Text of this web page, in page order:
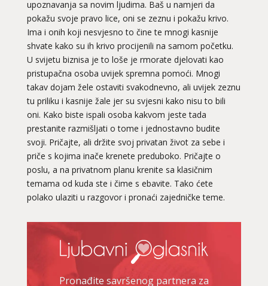
upoznavanja sa novim ljudima. Baš u namjeri da
pokažu svoje pravo lice, oni se zeznu i pokažu krivo.
Ima i onih koji nesvjesno to čine te mnogi kasnije
shvate kako su ih krivo procijenili na samom početku.
U svijetu biznisa je to loše je rmorate djelovati kao
pristupačna osoba uvijek spremna pomoći. Mnogi
takav dojam žele ostaviti svakodnevno, ali uvijek zeznu
tu priliku i kasnije žale jer su svjesni kako nisu to bili
oni. Kako biste ispali osoba kakvom jeste tada
prestanite razmišljati o tome i jednostavno budite
svoji. Pričajte, ali držite svoj privatan život za sebe i
priče s kojima inače krenete preduboko. Pričajte o
poslu, a na privatnom planu krenite sa klasičnim
temama od kuda ste i čime s ebavite. Tako ćete
polako ulaziti u razgovor i pronaći zajedničke teme.
Pronađite savršenog partnera za